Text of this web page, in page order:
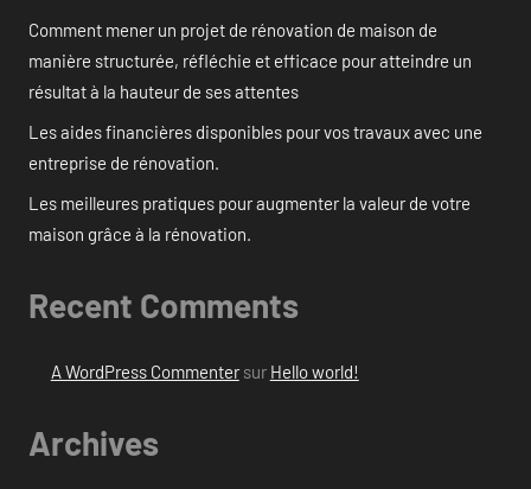
Comment mener un projet de rénovation de maison de
manière structurée, réfléchie et efficace pour atteindre un
résultat à la hauteur de ses attentes
Les aides financières disponibles pour vos travaux avec une
entreprise de rénovation.
Les meilleures pratiques pour augmenter la valeur de votre
maison grâce à la rénovation.
Recent Comments
A WordPress Commentersur Hello world!
Archives